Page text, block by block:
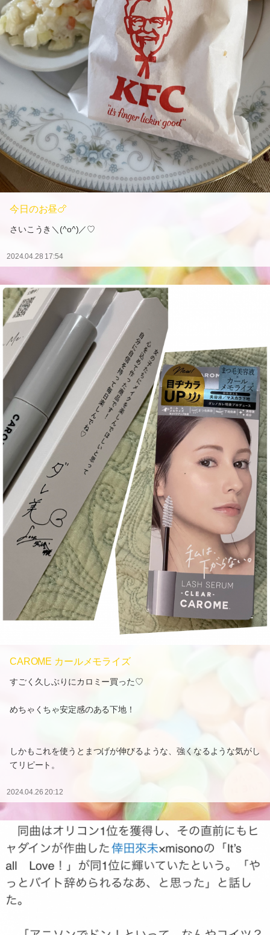
今日のお昼🍗
さいこうき＼(^o^)／♡
2024.04.28 17:54
CAROME カールメモライズ
すごく久しぶりにカロミー買った♡
めちゃくちゃ安定感のある下地！
しかもこれを使うとまつげが伸びるような、強くなるような気がし
てリピート。
2024.04.26 20:12